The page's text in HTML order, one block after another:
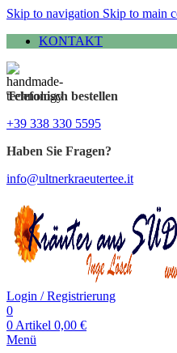
Skip to navigation Skip to main
KONTAKT
Telefonisch bestellen
+39 338 330 5595
Haben Sie Fragen?
info@ultnerkraeutertee.it
Login / Registrierung
0
0 Artikel 0,00 €
Menü